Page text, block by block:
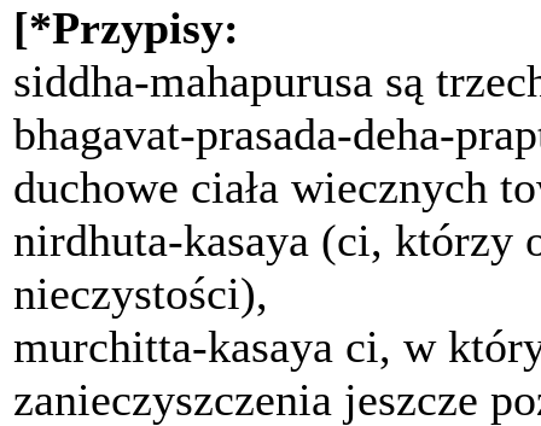
[*Przypisy:
siddha-mahapurusa są
bhagavat-prasada-deha-
duchowe ciała wiecznych
nirdhuta-kasaya (ci, którzy
nieczystości),
murchitta-kasaya ci, w
zanieczyszczenia jeszcze